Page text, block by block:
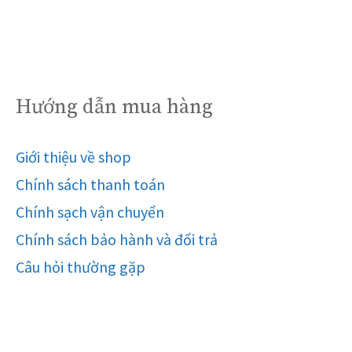
Hướng dẫn mua hàng
Giới thiệu về shop
Chính sách thanh toán
Chính sạch vận chuyển
Chính sách bảo hành và đổi trả
Câu hỏi thường gặp